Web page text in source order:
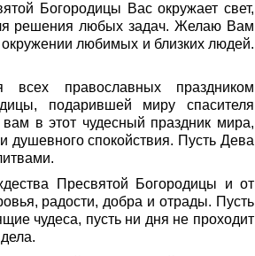
Богородицы Вас окружает свет,
решения любых задач. Желаю Вам
любимых и близких людей.
православных праздником
подарившей миру спасителя
в этот чудесный праздник мира,
душевного спокойствия. Пусть Дева
Пресвятой Богородицы и от
радости, добра и отрады. Пусть
чудеса, пусть ни дня не проходит